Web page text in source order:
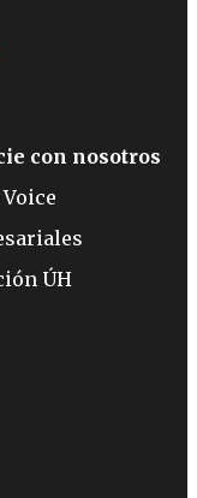
con nosotros
ÚH